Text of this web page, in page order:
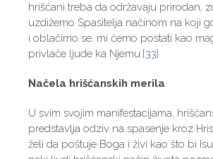
hrišćani treba da održavaju prirodan,
uzdižemo Spasitelja načinom na koji
i oblačimo se, mi ćemo postati kao
privlače ljude ka Njemu.[33]
Načela hrišćanskih merila
U svim svojim manifestacijama,
predstavlja odziv na spasenje kroz
želi da poštuje Boga i živi kao što bi